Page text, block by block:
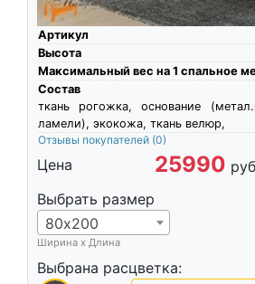
Артикул
Высота
Максимальный вес на 1 спальное
Состав
ткань рогожка, основание
ламели), экокожа, ткань велюр,
Отзывы покупателей (0)
Цена 25990
Выбрать размер
80х200
Ширина х Длина
Выбрана расцветка: